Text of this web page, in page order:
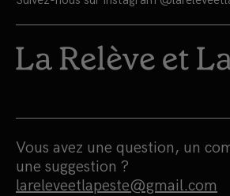
Vous avez une question, un
une suggestion ?
lareleveetlapeste@gmail.com